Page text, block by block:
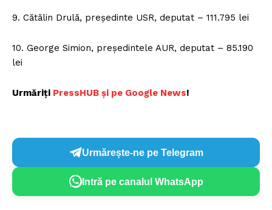
9. Cătălin Drulă, preşedinte USR, deputat – 111.795 lei
10. George Simion, preşedintele AUR, deputat – 85.190
lei
Urmăriți PressHUB și pe Google News!
Urmărește-ne pe Telegram
Intră pe canalul WhatsApp